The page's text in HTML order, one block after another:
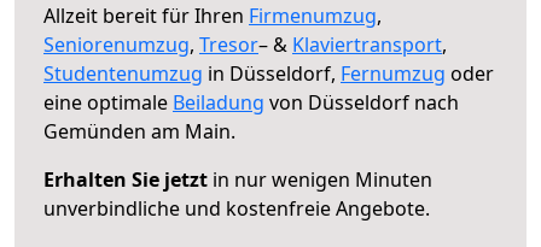
Allzeit bereit für Ihren Firmenumzug,
Seniorenumzug, Tresor– & Klaviertransport,
Studentenumzug in Düsseldorf, Fernumzug oder
eine optimale Beiladung von Düsseldorf nach
Gemünden am Main.
Erhalten Sie jetzt in nur wenigen Minuten
unverbindliche und kostenfreie Angebote.